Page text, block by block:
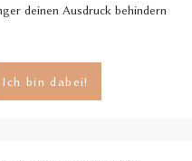
deinen Ausdruck behindern
Ich bin dabei!